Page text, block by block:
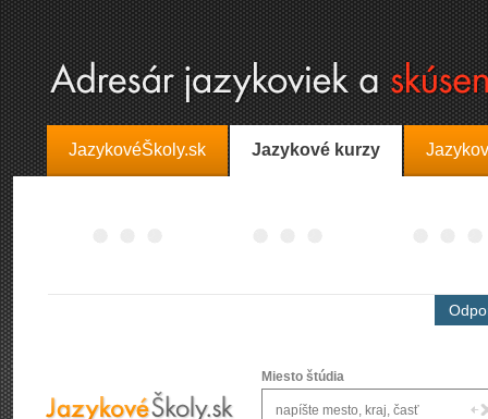
JazykovéŠkoly.sk Jazykové kurzy
Miesto štúdia